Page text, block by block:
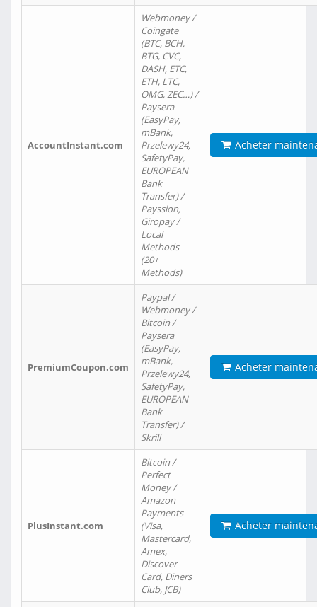
AccountInstant.com
Webmoney /
Coingate
(BTC, BCH,
BTG, CVC,
DASH, ETC,
ETH, LTC,
OMG, ZEC…) /
Paysera
(EasyPay,
mBank,
Przelewy24,
SafetyPay,
EUROPEAN
Bank
Transfer) /
Payssion,
Giropay /
Local
Methods
(20+
Methods)
Acheter
PremiumCoupon.com
Paypal /
Webmoney /
Bitcoin /
Paysera
(EasyPay,
mBank,
Przelewy24,
SafetyPay,
EUROPEAN
Bank
Transfer) /
Skrill
Acheter
PlusInstant.com
Bitcoin /
Perfect
Money /
Amazon
Payments
(Visa,
Mastercard,
Amex,
Discover
Card, Diners
Club, JCB)
Acheter